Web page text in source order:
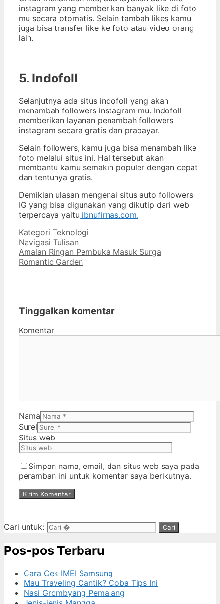
instagram yang memberikan banyak like di foto
mu secara otomatis. Selain tambah likes kamu
juga bisa transfer like ke foto atau video orang
lain.
5. Indofoll
Selanjutnya ada situs indofoll yang akan
menambah followers instagram mu. Indofoll
memberikan layanan penambah followers
instagram secara gratis dan prabayar.
Selain followers, kamu juga bisa menambah like
foto melalui situs ini. Hal tersebut akan
membantu kamu semakin populer dengan cepat
dan tentunya gratis.
Demikian ulasan mengenai situs auto followers
IG yang bisa digunakan yang dikutip dari web
terpercaya yaitu ibnufirnas.com.
Kategori Teknologi
Navigasi Tulisan
Amalan Ringan Pembuka Masuk Surga
Romantic Garden
Tinggalkan komentar
Komentar
Nama
Surel
Situs web
Simpan nama, email, dan situs web saya pada
peramban ini untuk komentar saya berikutnya.
Cari untuk:
Pos-pos Terbaru
Cara Cek IMEI Samsung
Mau Traveling Cantik? Coba Tips Ini
Nasi Grombyang Pemalang